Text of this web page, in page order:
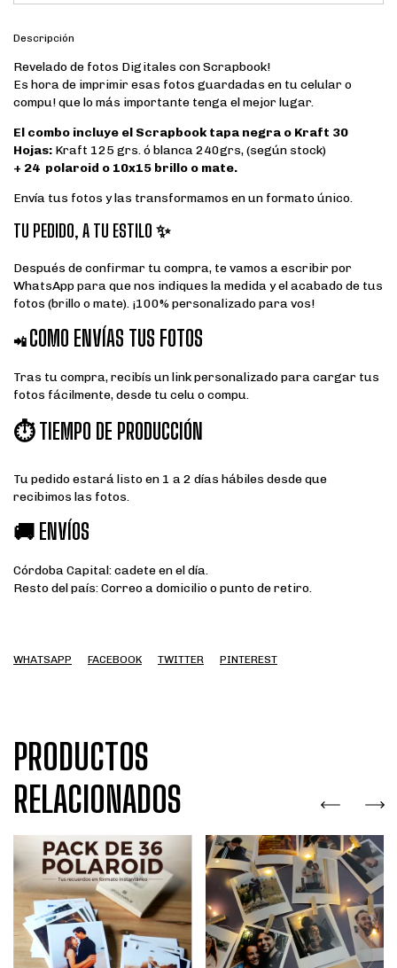
Descripción
Revelado de fotos Digitales con Scrapbook!
Es hora de imprimir esas fotos guardadas en tu celular o
compu! que lo más importante tenga el mejor lugar.
El combo incluye el Scrapbook tapa negra o Kraft 30
Hojas: Kraft 125 grs. ó blanca 240grs, (según stock)
+ 24 polaroid o 10x15 brillo o mate.
Envía tus fotos y las transformamos en un formato único.
TU PEDIDO, A TU ESTILO ✨
Después de confirmar tu compra, te vamos a escribir por
WhatsApp para que nos indiques la medida y el acabado de tus
fotos (brillo o mate). ¡100% personalizado para vos!
📲 COMO ENVÍAS TUS FOTOS
Tras tu compra, recibís un link personalizado para cargar tus
fotos fácilmente, desde tu celu o compu.
⏱️ TIEMPO DE PRODUCCIÓN
Tu pedido estará listo en 1 a 2 días hábiles desde que
recibimos las fotos.
🚚 ENVÍOS
Córdoba Capital: cadete en el día.
Resto del país: Correo a domicilio o punto de retiro.
WHATSAPP FACEBOOK TWITTER PINTEREST
PRODUCTOS
RELACIONADOS